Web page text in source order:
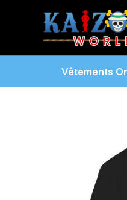
Vêtements